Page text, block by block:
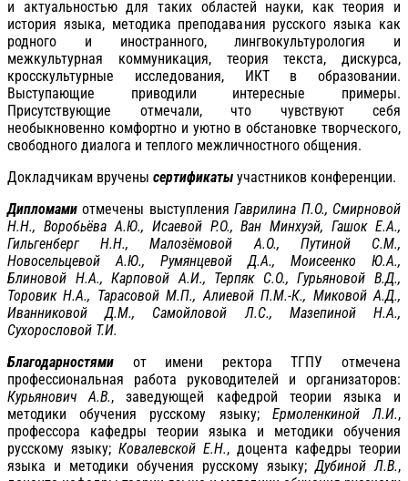
и актуальностью для таких областей науки, как теория и
история языка, методика преподавания русского языка как
родного и иностранного, лингвокультурология и
межкультурная коммуникация, теория текста, дискурса,
кросскультурные исследования, ИКТ в образовании.
Выступающие приводили интересные примеры.
Присутствующие отмечали, что чувствуют себя
необыкновенно комфортно и уютно в обстановке творческого,
свободного диалога и теплого межличностного общения.
Докладчикам вручены сертификаты участников конференции.
Дипломами отмечены выступленияГаврилина П.О., Смирновой
Н.Н., Воробьёва А.Ю., Исаевой Р.О., Ван Минхуэй, Гашок Е.А.,
Гильгенберг Н.Н., Малозёмовой А.О., Путиной С.М.,
Новосельцевой А.Ю., Румянцевой Д.А., Моисеенко Ю.А.,
Блиновой Н.А., Карповой А.И., Терпяк С.О., Гурьяновой В.Д.,
Торовик Н.А., Тарасовой М.П., Алиевой П.М.-К., Миковой А.Д.,
Иванниковой Д.М., Самойловой Л.С., Мазепиной Н.А.,
Сухорословой Т.И.
Благодарностями от имени ректора ТГПУ отмечена
профессиональная работа руководителей и организаторов:
Курьянович А.В., заведующей кафедрой теории языка и
методики обучения русскому языку; Ермоленкиной Л.И.,
профессора кафедры теории языка и методики обучения
русскому языку; Ковалевской Е.Н., доцента кафедры теории
языка и методики обучения русскому языку;Дубиной Л.В.,